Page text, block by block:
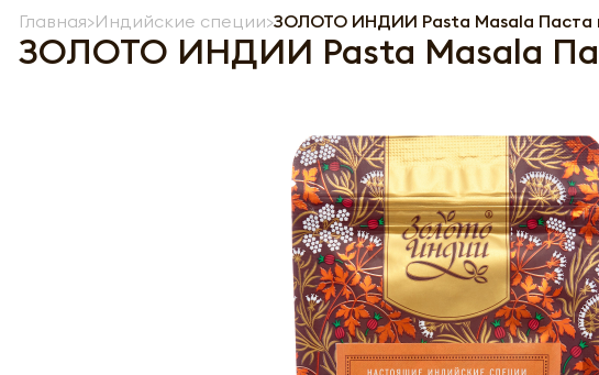
Главная Индийские специи ЗОЛОТО ИНДИИ Pasta Masala Паста
ЗОЛОТО ИНДИИ Pasta Masala